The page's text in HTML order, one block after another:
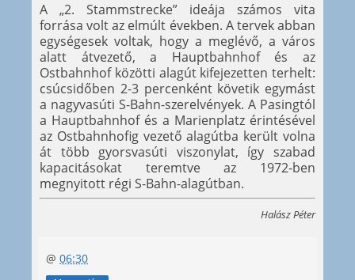
A „2. Stammstrecke” ideája számos vita
forrása volt az elmúlt években. A tervek abban
egységesek voltak, hogy a meglévő, a város
alatt átvezető, a Hauptbahnhof és az
Ostbahnhof közötti alagút kifejezetten terhelt:
csúcsidőben 2-3 percenként követik egymást
a nagyvasúti S-Bahn-szerelvények. A Pasingtól
a Hauptbahnhof és a Marienplatz érintésével
az Ostbahnhofig vezető alagútba került volna
át több gyorsvasúti viszonylat, így szabad
kapacitásokat teremtve az 1972-ben
megnyitott régi S-Bahn-alagútban.
Halász Péter
@ 06:30